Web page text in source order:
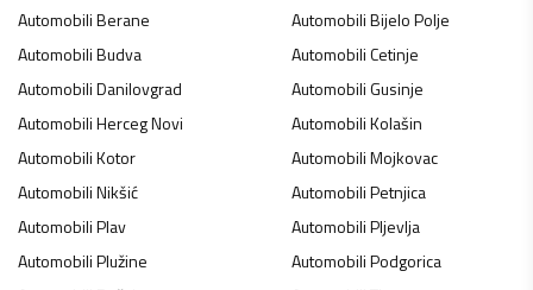
AutomobiliBerane AutomobiliBijelo Polje
AutomobiliBudva AutomobiliCetinje
AutomobiliDanilovgrad AutomobiliGusinje
AutomobiliHerceg Novi AutomobiliKolašin
AutomobiliKotor AutomobiliMojkovac
AutomobiliNikšić AutomobiliPetnjica
AutomobiliPlav AutomobiliPljevlja
AutomobiliPlužine AutomobiliPodgorica